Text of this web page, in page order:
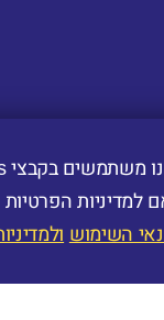
למדיניות
השימוש